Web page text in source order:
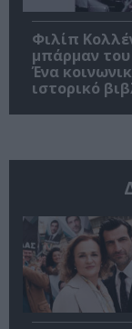
Φιλίπ
μπάρμαν
Ένα
ιστορικό